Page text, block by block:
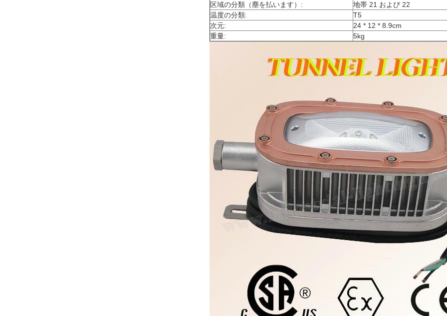
区域の分類（塵を払います）:
地帯 21 および 22
温度の分類:
T5
次元:
24 * 12 * 8.9cm
重量:
5kg